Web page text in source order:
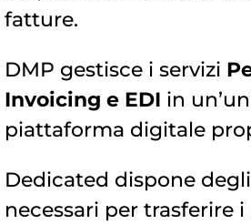
fatture.
DMP gestisce i servizi
Invoicing e EDI in
piattaforma digitale
Dedicated dispone
necessari per trasferire